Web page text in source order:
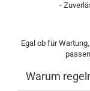
-
Egal ob für
Warum